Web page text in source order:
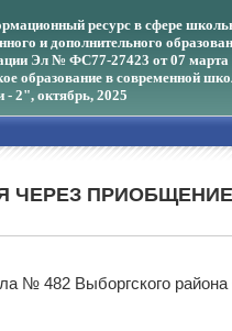
ресурс в сфере
и дополнительного
Эл № ФС77-27423 от 07 марта
образование в современной
- 2", октябрь, 2025
ЧЕРЕЗ
№ 482 Выборгского района